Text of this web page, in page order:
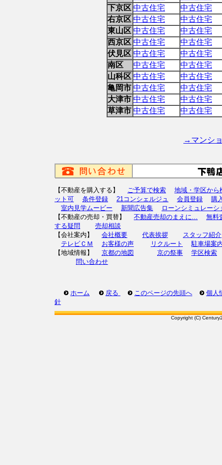
下京区 中古住宅
中古住宅
右京区 中古住宅
中古住宅
東山区 中古住宅
中古住宅
西京区 中古住宅
中古住宅
伏見区 中古住宅
中古住宅
南区
中古住宅
中古住宅
山科区 中古住宅
中古住宅
亀岡市 中古住宅
中古住宅
大津市 中古住宅
中古住宅
草津市 中古住宅 中古住宅
→マンシ
【不動産を購入する】 ご予算で検索
地域・学区から
ット可
条件登録 21コンシェルジュ 会員登録
購
室内見学ムービー
新聞広告集
ローンシミュレーシ
【不動産の売却・買替】 不動産売却のまえに...
無料
する疑問
売却相談
【会社案内】 会社概要 代表挨拶
スタッフ紹介
テレビＣＭ
お客様の声 リクルート
駐車場案
【地域情報】 京都の地図 京の祭事
学区検索
問い合わせ
ホーム 戻る このページの先頭へ
個人
針
Copyright (C)